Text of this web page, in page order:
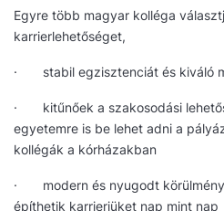
Egyre több magyar kolléga
karrierlehetőséget,
· stabil egzisztenciát és kiváló
· kitűnőek a szakosodási
egyetemre is be lehet adni a
kollégák a kórházakban
· modern és nyugodt
építhetik karrierjüket nap mint nap